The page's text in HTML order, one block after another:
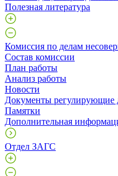
Полезная литература
Комиссия по делам
Состав комиссии
План работы
Анализ работы
Новости
Документы регулирующие
Памятки
Дополнительная
Отдел ЗАГС